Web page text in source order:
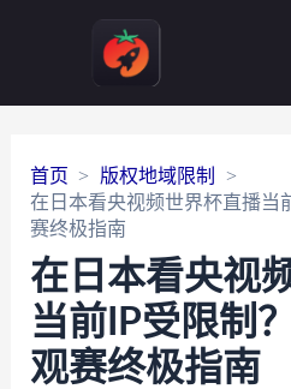
首页
版权地域限制
在日本看央视频世界杯直播当
赛终极指南
在日本看央视
当前IP受限制
观赛终极指南